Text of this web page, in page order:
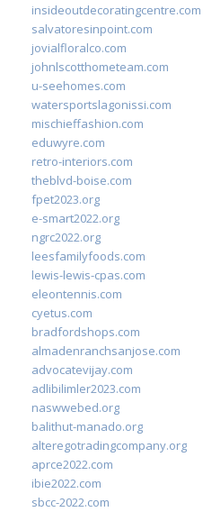
insideoutdecoratingcentre.com
salvatoresinpoint.com
jovialfloralco.com
johnlscotthometeam.com
u-seehomes.com
watersportslagonissi.com
mischieffashion.com
eduwyre.com
retro-interiors.com
theblvd-boise.com
fpet2023.org
e-smart2022.org
ngrc2022.org
leesfamilyfoods.com
lewis-lewis-cpas.com
eleontennis.com
cyetus.com
bradfordshops.com
almadenranchsanjose.com
advocatevijay.com
adlibilimler2023.com
naswwebed.org
balithut-manado.org
alteregotradingcompany.org
aprce2022.com
ibie2022.com
sbcc-2022.com